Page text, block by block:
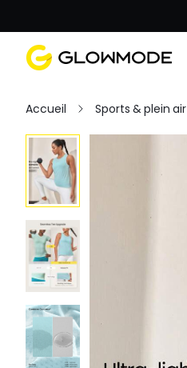
Accueil Sports & plein air